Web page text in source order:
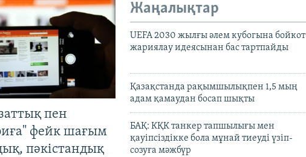
пен
фейк шағым
пәкістандық
Жаңалықтар
UEFA 2030 жылғы әлем кубогына бойкот
жариялау идеясынан бас тартпайды
Қазақстанда рақымшылықпен 1,5 мың
адам қамаудан босап шықты
БАҚ: КҚК танкер тапшылығы мен
қауіпсіздікке бола мұнай тиеуді үзіп-
созуға мәжбүр